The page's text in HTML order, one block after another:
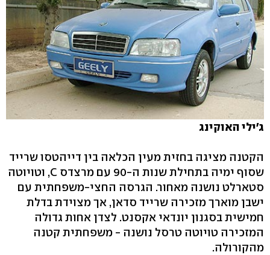
ג'ילי האוקינג
הקטנה מציגה בחזית מעין הכלאה בין דייהטסו שרייד
שסוף ימיה בתחילת שנות ה-90 עם מרצדס C, וטויוטה
סטארלט נושנה מאחור. הגרסה החצי-משפחתית עם
ישבן מוארך מזכירה שרייד סדאן, אך מצוידת בדלת
חמישית בסגנון יונדאי אקסנט. לצדן אחות גדולה
המזכירה טויוטה טרסל נושנה - משפחתית קטנה
מהקורולה.